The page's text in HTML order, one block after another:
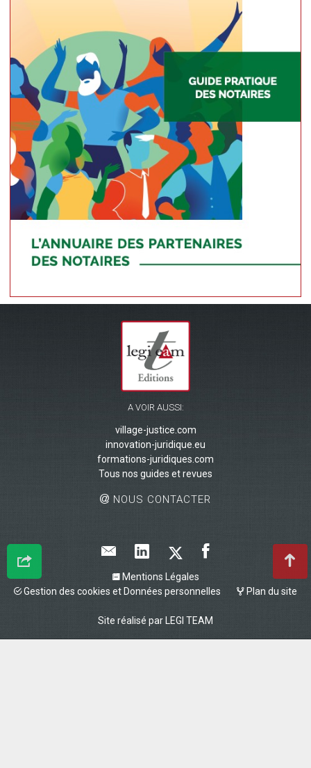
A VOIR AUSSI:
village-justice.com
innovation-juridique.eu
formations-juridiques.com
Tous nos guides et revues
NOUS CONTACTER
Mentions Légales
Gestion des cookies et Données personnelles
Plan du site
Site réalisé par LEGI TEAM